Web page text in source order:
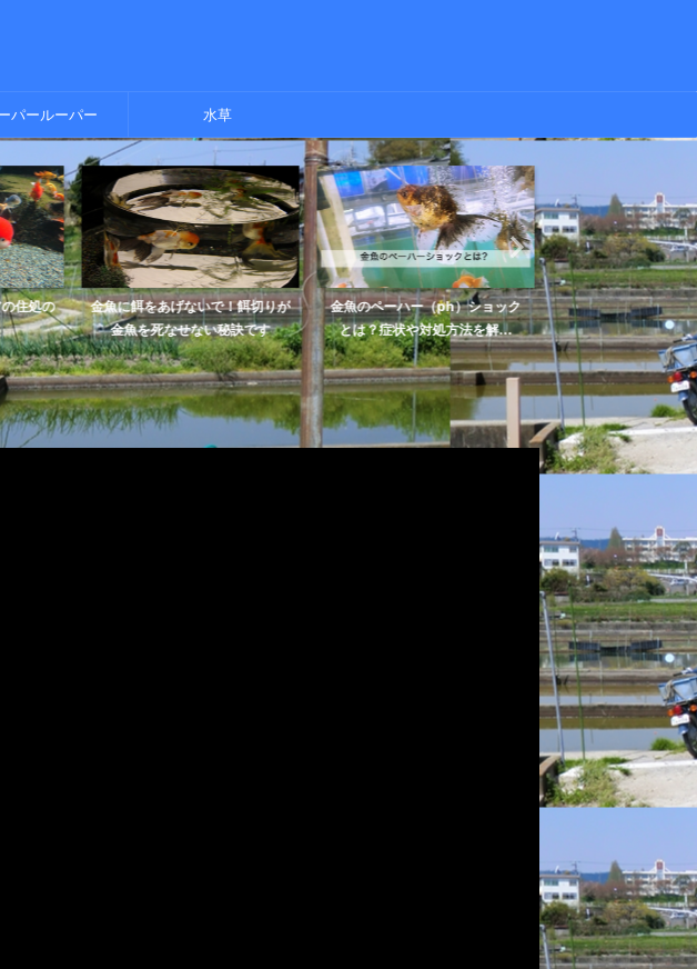
パールーパー 水草
住処の
金魚に餌をあげないで！餌切りが
金魚を死なせない秘訣です
金魚のペーハー（ph）ショック
とは？症状や対処方法を解...
金魚の食欲がない、餌
のは病気？考えられ